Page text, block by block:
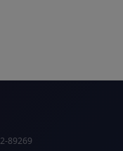
89269